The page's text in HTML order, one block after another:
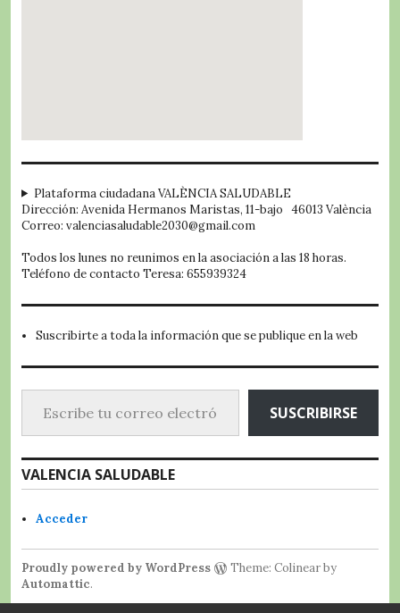
Plataforma ciudadana VALÈNCIA SALUDABLE
Dirección: Avenida Hermanos Maristas, 11-bajo 46013 València
Correo: valenciasaludable2030@gmail.com
Todos los lunes no reunimos en la asociación a las 18 horas.
Teléfono de contacto Teresa: 655939324
Suscribirte a toda la información que se publique en la web
Escribe tu correo electrónico…
SUSCRIBIRSE
VALENCIA SALUDABLE
Acceder
Proudly powered by WordPress
Theme: Colinear by
Automattic.